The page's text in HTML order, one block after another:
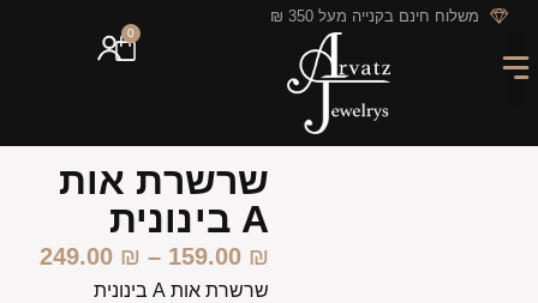
לתוכן משלוח חינם בקנייה מעל 350 ₪
0
שרשרת אות
A בינונית
159.00 ₪
–
249.00 ₪
שרשרת אות A בינונית